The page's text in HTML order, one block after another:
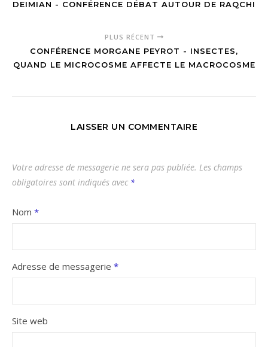
DEIMIAN - CONFÉRENCE DÉBAT AUTOUR DE RAQCHI
PLUS RÉCENT
CONFÉRENCE MORGANE PEYROT - INSECTES,
QUAND LE MICROCOSME AFFECTE LE MACROCOSME
LAISSER UN COMMENTAIRE
Votre adresse de messagerie ne sera pas publiée. Les champs
obligatoires sont indiqués avec *
Nom *
Adresse de messagerie *
Site web